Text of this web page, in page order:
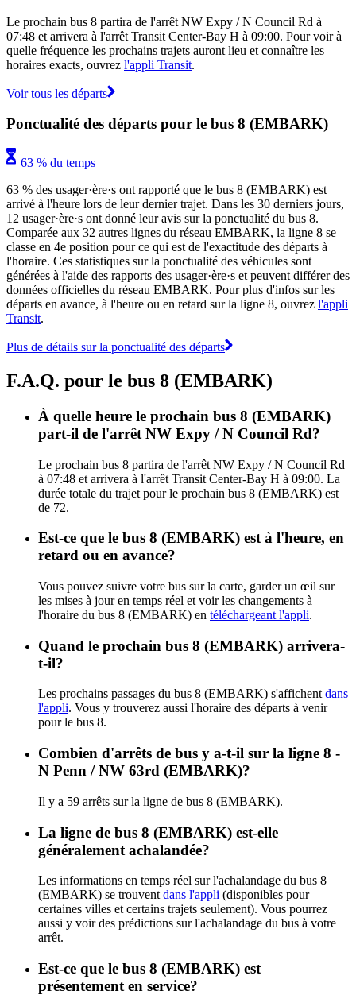
Le prochain bus 8 partira de l'arrêt NW Expy / N Council Rd à
07:48 et arrivera à l'arrêt Transit Center-Bay H à 09:00. Pour voir à
quelle fréquence les prochains trajets auront lieu et connaître les
horaires exacts, ouvrez l'appli Transit.
Voir tous les départs
Ponctualité des départs pour le bus 8 (EMBARK)
63 % du temps
63 % des usager·ère·s ont rapporté que le bus 8 (EMBARK) est
arrivé à l'heure lors de leur dernier trajet. Dans les 30 derniers jours,
12 usager·ère·s ont donné leur avis sur la ponctualité du bus 8.
Comparée aux 32 autres lignes du réseau EMBARK, la ligne 8 se
classe en 4e position pour ce qui est de l'exactitude des départs à
l'horaire. Ces statistiques sur la ponctualité des véhicules sont
générées à l'aide des rapports des usager·ère·s et peuvent différer des
données officielles du réseau EMBARK. Pour plus d'infos sur les
départs en avance, à l'heure ou en retard sur la ligne 8, ouvrez l'appli
Transit.
Plus de détails sur la ponctualité des départs
F.A.Q. pour le bus 8 (EMBARK)
À quelle heure le prochain bus 8 (EMBARK)
part-il de l'arrêt NW Expy / N Council Rd?
Le prochain bus 8 partira de l'arrêt NW Expy / N Council Rd
à 07:48 et arrivera à l'arrêt Transit Center-Bay H à 09:00. La
durée totale du trajet pour le prochain bus 8 (EMBARK) est
de 72.
Est-ce que le bus 8 (EMBARK) est à l'heure, en
retard ou en avance?
Vous pouvez suivre votre bus sur la carte, garder un œil sur
les mises à jour en temps réel et voir les changements à
l'horaire du bus 8 (EMBARK) en téléchargeant l'appli.
Quand le prochain bus 8 (EMBARK) arrivera-
t-il?
Les prochains passages du bus 8 (EMBARK) s'affichent dans
l'appli. Vous y trouverez aussi l'horaire des départs à venir
pour le bus 8.
Combien d'arrêts de bus y a-t-il sur la ligne 8 -
N Penn / NW 63rd (EMBARK)?
Il y a 59 arrêts sur la ligne de bus 8 (EMBARK).
La ligne de bus 8 (EMBARK) est-elle
généralement achalandée?
Les informations en temps réel sur l'achalandage du bus 8
(EMBARK) se trouvent dans l'appli (disponibles pour
certaines villes et certains trajets seulement). Vous pourrez
aussi y voir des prédictions sur l'achalandage du bus à votre
arrêt.
Est-ce que le bus 8 (EMBARK) est
présentement en service?